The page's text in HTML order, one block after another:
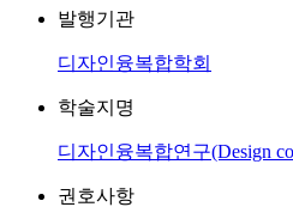
발행기관
디자인융복합학회
학술지명
디자인융복합연구(Design
권호사항